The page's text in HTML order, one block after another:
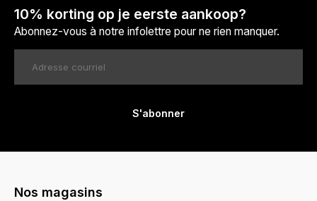
10% korting op je eerste aankoop?
Abonnez-vous à notre infolettre pour ne rien manquer.
S'abonner
Nos magasins